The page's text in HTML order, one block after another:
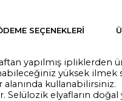
SEÇENEKLERI
yapılmış ipliklerden
yüksek ilmek
kullanabilirsiniz.
Selülozik elyafların